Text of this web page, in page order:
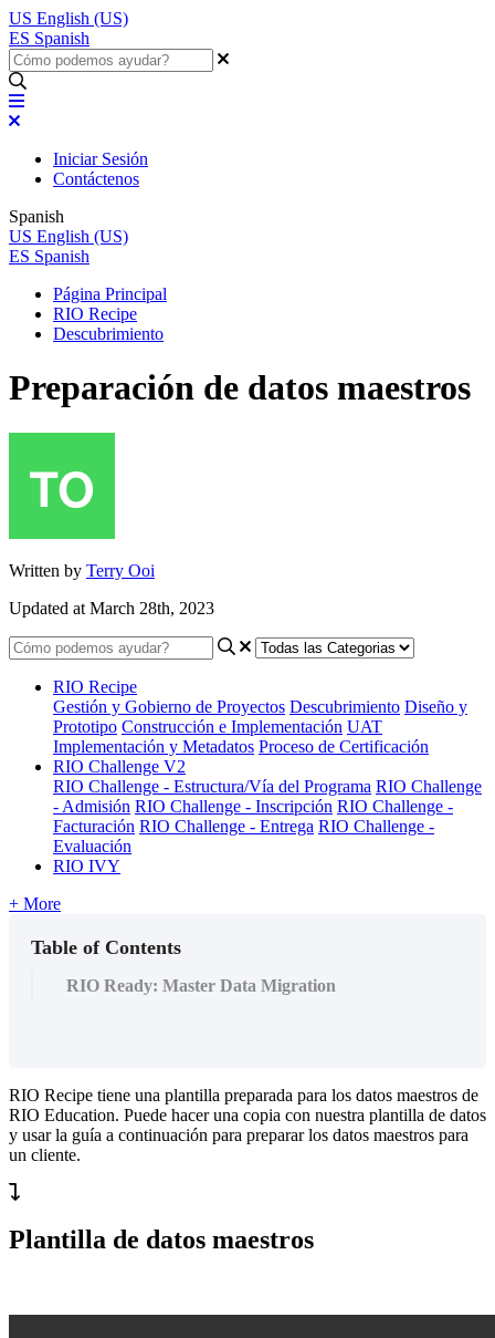
US English (US)
ES Spanish
Iniciar Sesión
Contáctenos
Spanish
US English (US)
ES Spanish
Página Principal
RIO Recipe
Descubrimiento
Preparación de datos maestros
Written by Terry Ooi
Updated at March 28th, 2023
RIO Recipe
Gestión y Gobierno de Proyectos Descubrimiento Diseño y
Prototipo Construcción e Implementación UAT
Implementación y Metadatos Proceso de Certificación
RIO Challenge V2
RIO Challenge - Estructura/Vía del Programa RIO Challenge
- Admisión RIO Challenge - Inscripción RIO Challenge -
Facturación RIO Challenge - Entrega RIO Challenge -
Evaluación
RIO IVY
+ More
Table of Contents
RIO Ready: Master Data Migration
RIO Recipe tiene una plantilla preparada para los datos maestros de
RIO Education. Puede hacer una copia con nuestra plantilla de datos
y usar la guía a continuación para preparar los datos maestros para
un cliente.
Plantilla de datos maestros